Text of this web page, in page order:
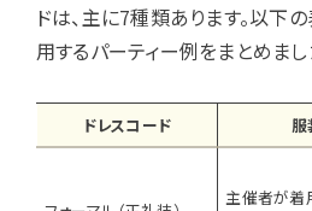
ドは、主に7種類あります。以下
用するパーティー例をまとめまし
ドレスコード 服
主催者が着